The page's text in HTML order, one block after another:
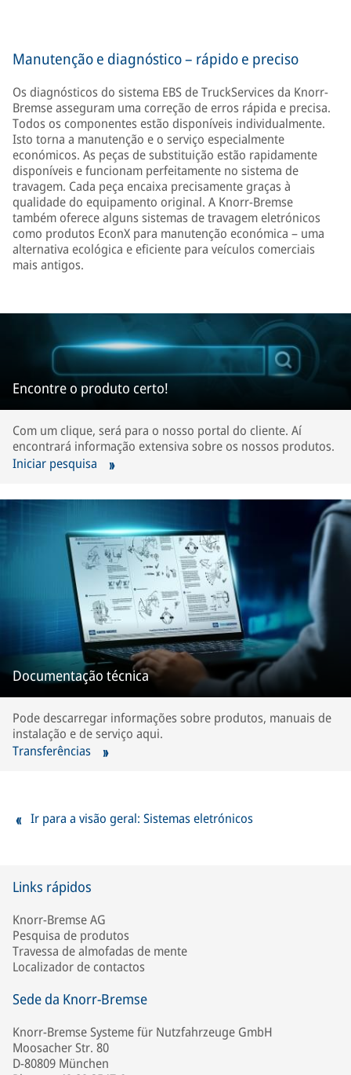
Manutenção e diagnóstico – rápido e preciso
Os diagnósticos do sistema EBS de TruckServices da Knorr-
Bremse asseguram uma correção de erros rápida e precisa.
Todos os componentes estão disponíveis individualmente.
Isto torna a manutenção e o serviço especialmente
económicos. As peças de substituição estão rapidamente
disponíveis e funcionam perfeitamente no sistema de
travagem. Cada peça encaixa precisamente graças à
qualidade do equipamento original. A Knorr-Bremse
também oferece alguns sistemas de travagem eletrónicos
como produtos EconX para manutenção económica – uma
alternativa ecológica e eficiente para veículos comerciais
mais antigos.
Encontre o produto certo!
Com um clique, será para o nosso portal do cliente. Aí
encontrará informação extensiva sobre os nossos produtos.
Iniciar pesquisa
Documentação técnica
Pode descarregar informações sobre produtos, manuais de
instalação e de serviço aqui.
Transferências
Ir para a visão geral: Sistemas eletrónicos
Links rápidos
Knorr-Bremse AG
Pesquisa de produtos
Travessa de almofadas de mente
Localizador de contactos
Sede da Knorr-Bremse
Knorr-Bremse Systeme für Nutzfahrzeuge GmbH
Moosacher Str. 80
D-80809 München